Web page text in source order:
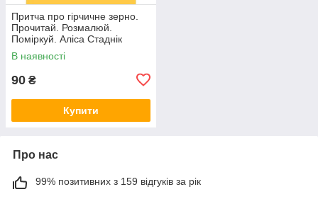
Притча про гірчичне зерно.
Прочитай. Розмалюй.
Поміркуй. Аліса Стаднік
В наявності
90 ₴
Купити
Про нас
99% позитивних з 159 відгуків за рік